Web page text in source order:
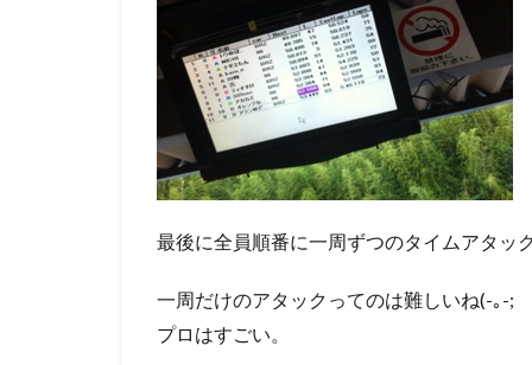
最後に全員順番に一周ずつのタイムアタッ
一周だけのアタックってのは難しいね(-｡-;
プロはすごい。